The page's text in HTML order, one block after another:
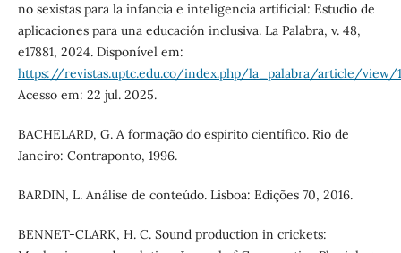
no sexistas para la infancia e inteligencia artificial: Estudio de
aplicaciones para una educación inclusiva. La Palabra, v. 48,
e17881, 2024. Disponível em:
https://revistas.uptc.edu.co/index.php/la_palabra/article/view/
Acesso em: 22 jul. 2025.
BACHELARD, G. A formação do espírito científico. Rio de
Janeiro: Contraponto, 1996.
BARDIN, L. Análise de conteúdo. Lisboa: Edições 70, 2016.
BENNET-CLARK, H. C. Sound production in crickets: